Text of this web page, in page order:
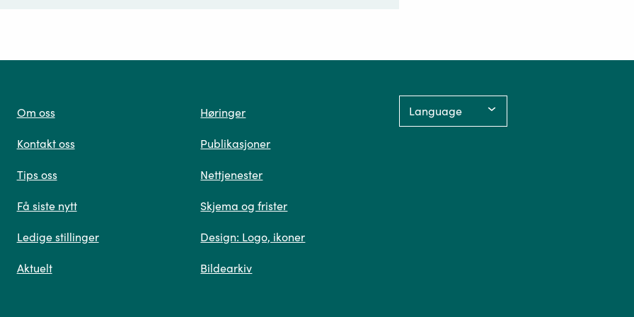
oss
deg vår mest relevante informasjon.
Om oss
Kontakt oss
Tips oss
Få siste nytt
Ledige stillinger
Aktuelt
Høringer
Publikasjoner
Nettjenester
Skjema og frister
Design: Logo, ikoner
Bildearkiv